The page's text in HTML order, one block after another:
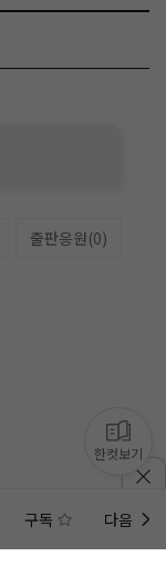
출판응원(0)
구독 다음
한컷보기
미노벨 앱설치하기